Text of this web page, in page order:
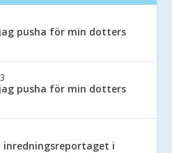
pusha för min dotters
pusha för min dotters
i